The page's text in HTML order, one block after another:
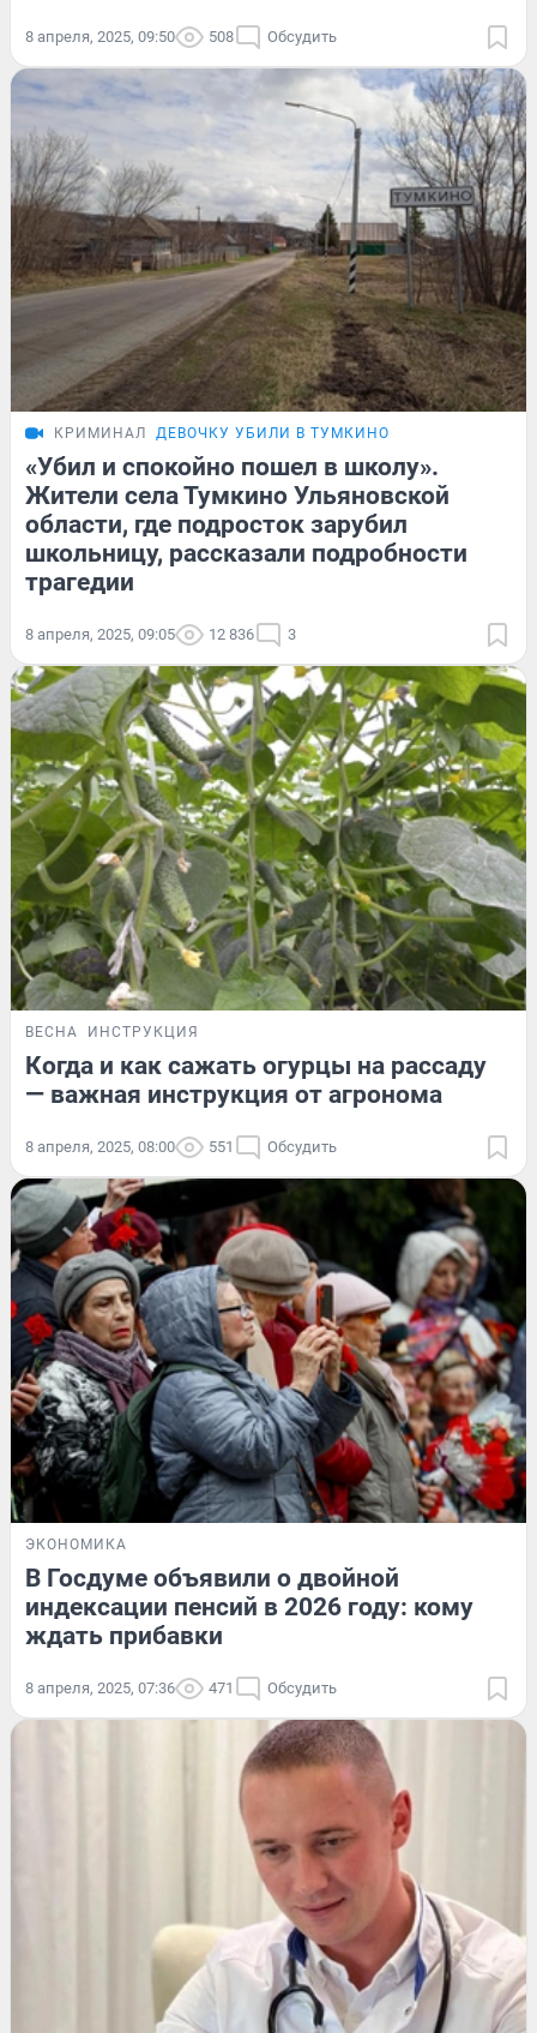
8 апреля, 2025, 09:50 508 Обсудить
КРИМИНАЛ ДЕВОЧКУ УБИЛИ В ТУМКИНО
«Убил и спокойно пошел в школу».
Жители села Тумкино Ульяновской
области, где подросток зарубил
школьницу, рассказали подробности
трагедии
8 апреля, 2025, 09:05 12 836 3
ВЕСНА ИНСТРУКЦИЯ
Когда и как сажать огурцы на рассаду
— важная инструкция от агронома
8 апреля, 2025, 08:00 551 Обсудить
ЭКОНОМИКА
В Госдуме объявили о двойной
индексации пенсий в 2026 году: кому
ждать прибавки
8 апреля, 2025, 07:36 471 Обсудить